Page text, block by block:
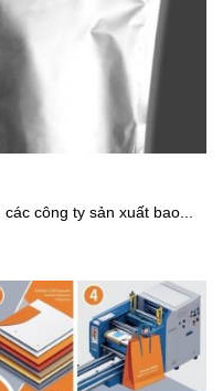
công ty sản xuất bao...